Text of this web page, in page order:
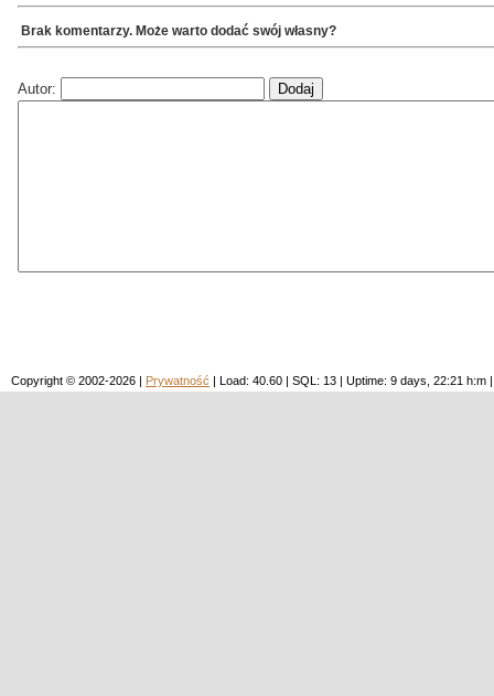
Brak komentarzy. Może warto dodać swój własny?
Autor:
Copyright © 2002-2026 | Prywatność | Load: 40.60 | SQL: 13 | Uptime: 9 days, 22:21